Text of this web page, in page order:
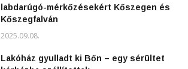
labdarúgó-mérkőzésekért Kőszegen és
Kőszegfalván
2025.09.08.
Lakóház gyulladt ki Bőn – egy sérültet